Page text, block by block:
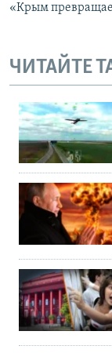
«Крым
ЧИТАЙТЕ